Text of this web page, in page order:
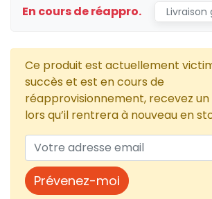
En cours de réappro.
Ce produit est actuellement
succès et est en cours de
réapprovisionnement, recevez
lors qu’il rentrera à nouveau en
Prévenez-moi